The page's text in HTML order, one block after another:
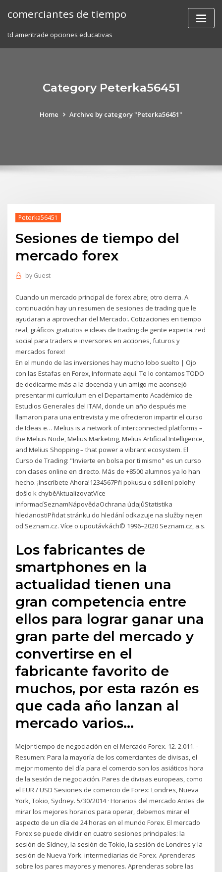
comerciantes de tiempo
td ameritrade opciones educativas
Category Peterka56451
Home Archive by category "Peterka56451"
Peterka56451
Sesiones de tiempo del
mercado forex
by Guest
Cuando un mercado principal de forex abre; otro cierra. A
continuación hay un resumen de sesiones de trading que le
ayudaran a aprovechar del Mercado:. Cotizaciones en tiempo
real, gráficos gratuitos e ideas de trading de gente experta. red
social para traders e inversores en acciones, futuros y
mercados forex!
En el mundo de las inversiones hay mucho lobo suelto | Ojo
con las Estafas en Forex, Informate aquí. Te lo contamos TODO
de dedicarme más a la docencia y un amigo me aconsejó
presentar mi currículum en el Departamento Académico de
Estudios Generales del ITAM, donde un año después me
llamaron para una entrevista y me ofrecieron impartir el curso
de Ideas e… Melius is a network of interconnected platforms –
the Melius Node, Melius Marketing, Melius Artificial Intelligence,
and Melius Shopping – that power a vibrant ecosystem. El
Curso de Trading: "Invierte en bolsa por ti mismo" es un curso
con clases online en directo. Más de +8500 alumnos ya lo han
hecho. ¡Inscríbete Ahora!1234567Při pokusu o sdílení polohy
došlo k chyběAktualizovatVíce
informacíSeznamNápovědaOchrana údajůStatistika
hledanostiPřidat stránku do hledání odkazuje na služby nejen
od Seznam.cz. Více o upoutávkách© 1996–2020 Seznam.cz, a.s.
Los fabricantes de
smartphones en la
actualidad tienen una
gran competencia entre
ellos para lograr ganar una
gran parte del mercado y
convertirse en el
fabricante favorito de
muchos, por esta razón es
que cada año lanzan al
mercado varios…
Mejor tiempo de negociación en el Mercado Forex. 12. 2.011. -
Resumen: Para la mayoría de los comerciantes de divisas, el
mejor momento del día para el comercio son los asiáticos hora
de la sesión de negociación. Pares de divisas europeas, como
el EUR / USD Sesiones de comercio de Forex: Londres, Nueva
York, Tokio, Sydney. 5/30/2014 · Horarios del mercado Antes de
mirar los mejores horarios para operar, debemos mirar el
aspecto de un día de 24 horas en el mundo Forex. El mercado
Forex se puede dividir en cuatro sesiones principales: la
sesión de Sídney, la sesión de Tokio, la sesión de Londres y la
sesión de Nueva York. intermediarias de Forex. Aprenderas
sobre los pares mayores y menores. Aprenderas sobre las